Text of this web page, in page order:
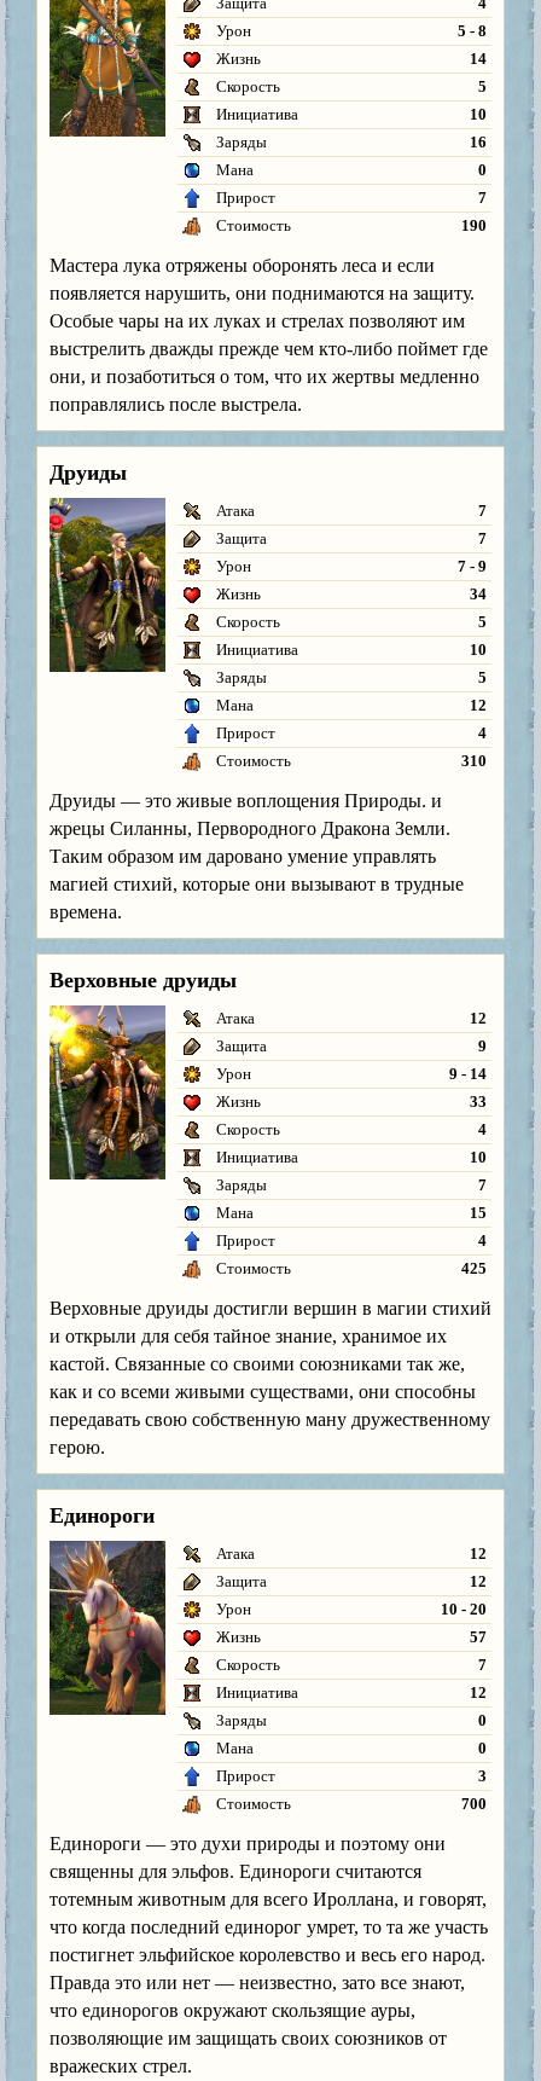
Урон
5 - 8
Жизнь
14
Скорость
5
Инициатива
10
Заряды
16
Мана
0
Прирост
7
Стоимость
190
Мастера лука отряжены оборонять леса и если
появляется нарушить, они поднимаются на защиту.
Особые чары на их луках и стрелах позволяют им
выстрелить дважды прежде чем кто-либо поймет где
они, и позаботиться о том, что их жертвы медленно
поправлялись после выстрела.
Друиды
Атака
7
Защита
7
Урон
7 - 9
Жизнь
34
Скорость
5
Инициатива
10
Заряды
5
Мана
12
Прирост
4
Стоимость
310
Друиды — это живые воплощения Природы. и
жрецы Силанны, Первородного Дракона Земли.
Таким образом им даровано умение управлять
магией стихий, которые они вызывают в трудные
времена.
Верховные друиды
Атака
12
Защита
9
Урон
9 - 14
Жизнь
33
Скорость
4
Инициатива
10
Заряды
7
Мана
15
Прирост
4
Стоимость
425
Верховные друиды достигли вершин в магии стихий
и открыли для себя тайное знание, хранимое их
кастой. Связанные со своими союзниками так же,
как и со всеми живыми существами, они способны
передавать свою собственную ману дружественному
герою.
Единороги
Атака
12
Защита
12
Урон
10 - 20
Жизнь
57
Скорость
7
Инициатива
12
Заряды
0
Мана
0
Прирост
3
Стоимость
700
Единороги — это духи природы и поэтому они
священны для эльфов. Единороги считаются
тотемным животным для всего Ироллана, и говорят,
что когда последний единорог умрет, то та же участь
постигнет эльфийское королевство и весь его народ.
Правда это или нет — неизвестно, зато все знают,
что единорогов окружают скользящие ауры,
позволяющие им защищать своих союзников от
вражеских стрел.